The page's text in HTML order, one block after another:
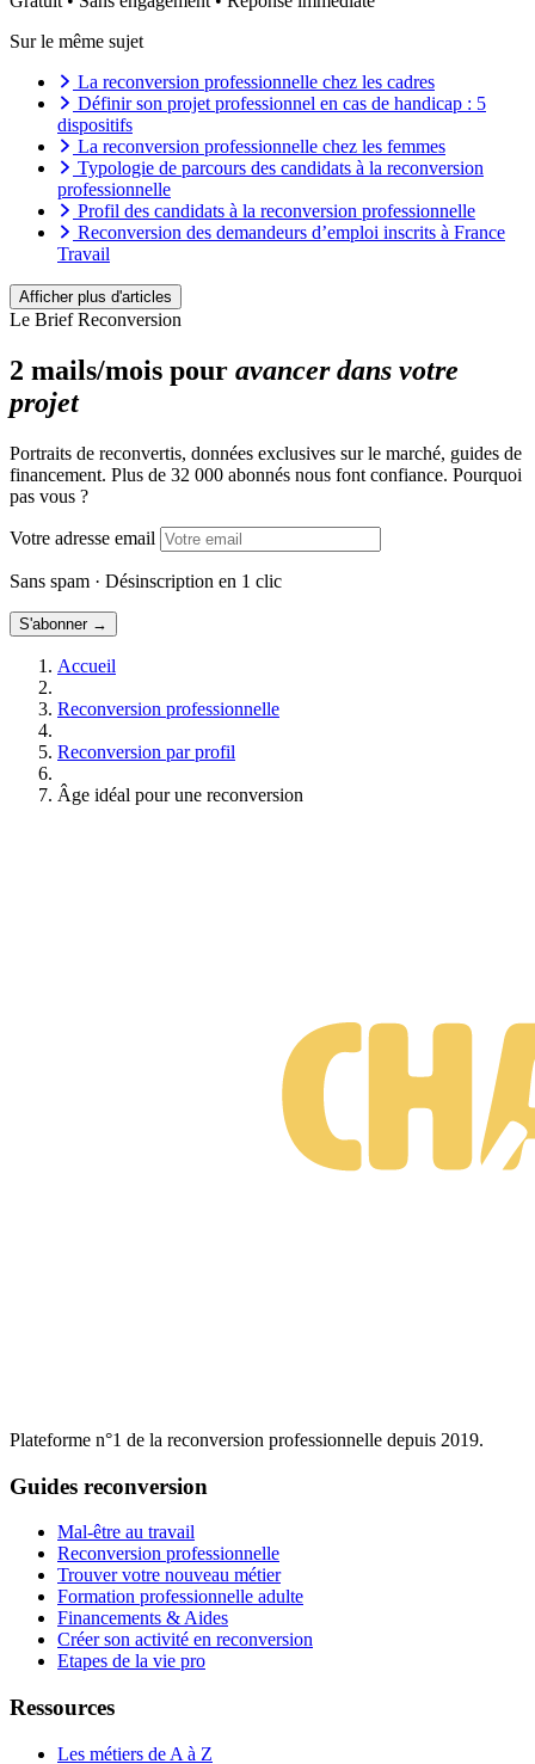
Sur le même sujet
La reconversion professionnelle chez les cadres
Définir son projet professionnel en cas de handicap : 5
dispositifs
La reconversion professionnelle chez les femmes
Typologie de parcours des candidats à la reconversion
professionnelle
Profil des candidats à la reconversion professionnelle
Reconversion des demandeurs d’emploi inscrits à France
Travail
Reconversion professionnelle militaire dans le privé
Comment se reconvertir quand on est fonctionnaire ?
La reconversion des sportifs de haut niveau : quelle vie
après ?
La reconversion professionnelle des seniors
Reconversion à 40 ans : transformer ses contraintes en
atouts
Se reconvertir à 30 ans : guide complet
Afficher plus d'articles
Le Brief Reconversion
2 mails/mois pour avancer dans votre
projet
Portraits de reconvertis, données exclusives sur le marché, guides de
financement. Plus de 32 000 abonnés nous font confiance. Pourquoi
pas vous ?
Votre adresse email
Sans spam · Désinscription en 1 clic
S'abonner →
Accueil
Reconversion professionnelle
Reconversion par profil
Âge idéal pour une reconversion
Plateforme n°1 de la reconversion professionnelle depuis 2019.
Guides reconversion
Mal-être au travail
Reconversion professionnelle
Trouver votre nouveau métier
Formation professionnelle adulte
Financements & Aides
Créer son activité en reconversion
Etapes de la vie pro
Ressources
Les métiers de A à Z